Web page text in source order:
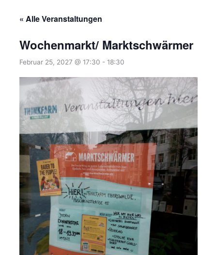
« Alle Veranstaltungen
Wochenmarkt/ Marktschwärmer
Februar 25, 2027 @ 17:30 - 18:30